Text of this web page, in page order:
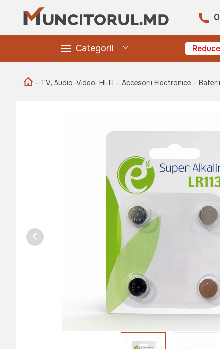
Categorii
- TV, Audio-Video, HI-FI - Accesorii Electronice - Baterii